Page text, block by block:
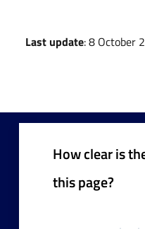
Last update: 8 October
How clear is
this page?